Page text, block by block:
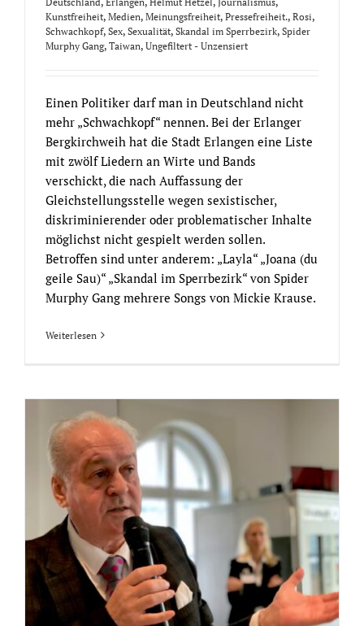
Kunstfreiheit, Medien, Meinungsfreiheit, Pressefreiheit., Rosi,
Schwachkopf, Sex, Sexualität, Skandal im Sperrbezirk, Spider
Murphy Gang, Taiwan, Ungefiltert - Unzensiert
Einen Politiker darf man in Deutschland nicht
mehr „Schwachkopf“ nennen. Bei der Erlanger
Bergkirchweih hat die Stadt Erlangen eine Liste
mit zwölf Liedern an Wirte und Bands
verschickt, die nach Auffassung der
Gleichstellungsstelle wegen sexistischer,
diskriminierender oder problematischer Inhalte
möglichst nicht gespielt werden sollen.
Betroffen sind unter anderem: „Layla“ „Joana (du
geile Sau)“ „Skandal im Sperrbezirk“ von Spider
Murphy Gang mehrere Songs von Mickie Krause.
Weiterlesen